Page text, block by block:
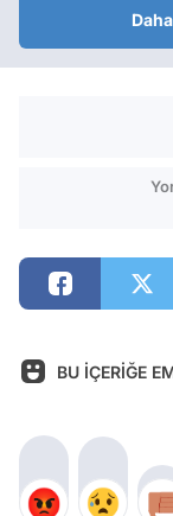
BU İÇERİĞE